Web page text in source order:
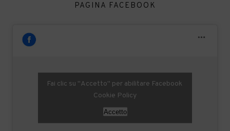
PAGINA FACEBOOK
Fai clic su "Accetto" per abilitare Facebook
Cookie Policy
Accetto